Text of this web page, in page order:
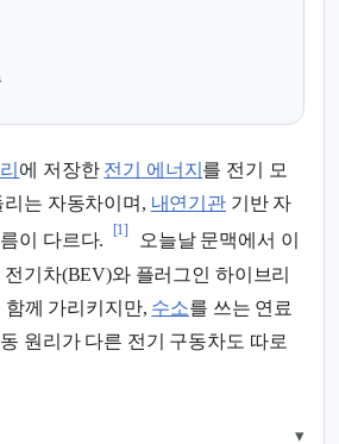
에 저장한 전기 에너지 를 전기 모
는 자동차이며, 내연기관 기반 자
이 다르다.
[1]
오늘날 문맥에서 이
기차(BEV)와 플러그인 하이브리
함께 가리키지만, 수소를 쓰는 연료
원리가 다른 전기 구동차도 따로
▾